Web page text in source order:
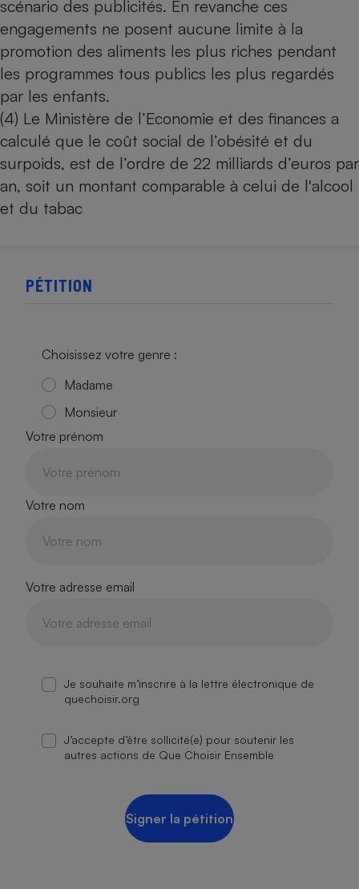
scénario des publicités. En revanche ces
engagements ne posent aucune limite à la
promotion des aliments les plus riches pendant
les programmes tous publics les plus regardés
par les enfants.
(4) Le Ministère de l’Economie et des finances a
calculé que le coût social de l’obésité et du
surpoids, est de l’ordre de 22 milliards d’euros par
an, soit un montant comparable à celui de l'alcool
et du tabac
PÉTITION
Choisissez votre genre :
Madame
Monsieur
Votre prénom
Votre nom
Votre adresse email
Je souhaite m’inscrire à la lettre électronique de
quechoisir.org
J’accepte d’être sollicité(e) pour soutenir les
autres actions de Que Choisir Ensemble
Signer la pétition